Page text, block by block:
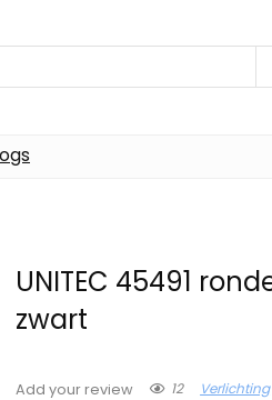
UNITEC 45491
zwart
Add your review 12 Verlichting